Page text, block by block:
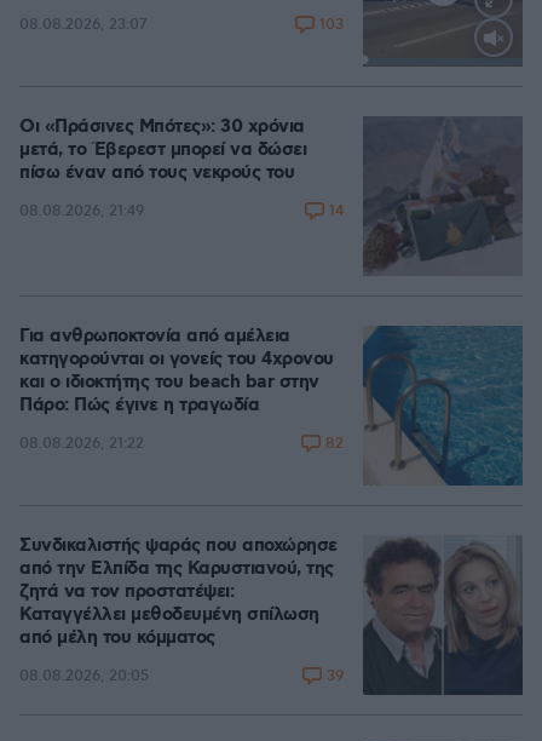
08.08.2026, 23:07 103
Οι «Πράσινες Μπότες»: 30 χρόνια
μετά, το Έβερεστ μπορεί να δώσει
πίσω έναν από τους νεκρούς του
08.08.2026, 21:49 14
Για ανθρωποκτονία από αμέλεια
κατηγορούνται οι γονείς του 4χρονου
και ο ιδιοκτήτης του beach bar στην
Πάρο: Πώς έγινε η τραγωδία
08.08.2026, 21:22 82
Συνδικαλιστής ψαράς που αποχώρησε
από την Ελπίδα της Καρυστιανού, της
ζητά να τον προστατέψει:
Καταγγέλλει μεθοδευμένη σπίλωση
από μέλη του κόμματος
08.08.2026, 20:05 39